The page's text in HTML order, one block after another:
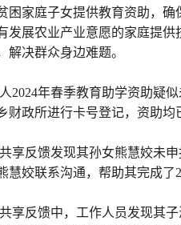
困家庭子女提供教育资助，
发展农业产业意愿的家庭提
决群众身边难题。
2024年春季教育助学资助疑
政所进行卡号登记，资助均
享反馈发现其孙女熊慧姣未
姣联系沟通，帮助其完成了
享反馈中，工作人员发现其